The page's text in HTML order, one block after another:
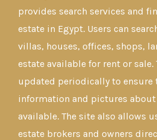
provides search services and
estate in Egypt. Users can
villas, houses, offices, shops,
estate available for rent or sale.
updated periodically to ensure
information and pictures about
available. The site also allows
estate brokers and owners